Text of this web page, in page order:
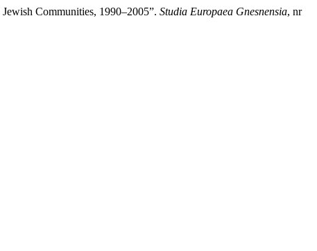
Communities, 1990–2005”. Studia Europaea Gnesnensia, nr